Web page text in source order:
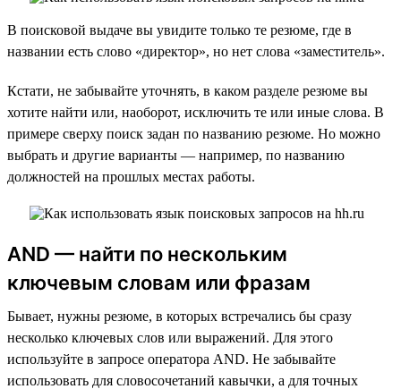
В поисковой выдаче вы увидите только те резюме, где в
названии есть слово «директор», но нет слова «заместитель».
Кстати, не забывайте уточнять, в каком разделе резюме вы
хотите найти или, наоборот, исключить те или иные слова. В
примере сверху поиск задан по названию резюме. Но можно
выбрать и другие варианты — например, по названию
должностей на прошлых местах работы.
AND — найти по нескольким
ключевым словам или фразам
Бывает, нужны резюме, в которых встречались бы сразу
несколько ключевых слов или выражений. Для этого
используйте в запросе оператора AND. Не забывайте
использовать для словосочетаний кавычки, а для точных